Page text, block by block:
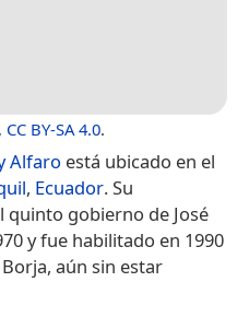
, CC BY-SA 4.0.
Alfaro está ubicado en el
, Ecuador. Su
quinto gobierno de José
y fue habilitado en 1990
aún sin estar